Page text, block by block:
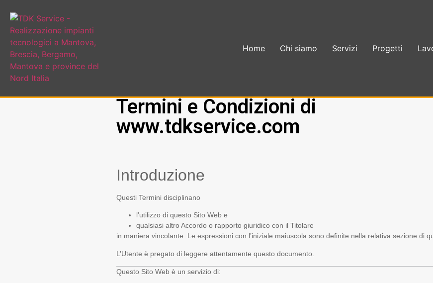
Home Chi siamo Servizi Progetti
Termini e Condizioni di
www.tdkservice.com
Introduzione
Questi Termini disciplinano
l’utilizzo di questo Sito Web e
qualsiasi altro Accordo o rapporto giuridico con il Titolare
in maniera vincolante. Le espressioni con l’iniziale maiuscola sono definite nella relativa sezione di
L’Utente è pregato di leggere attentamente questo documento.
Questo Sito Web è un servizio di: